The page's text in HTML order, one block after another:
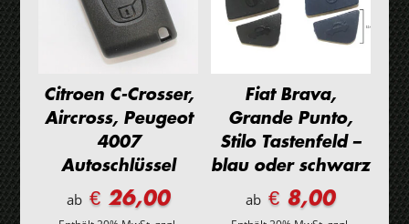
Citroen C-Crosser,
Aircross, Peugeot
4007
Autoschlüssel
ab € 26,00
Fiat Brava,
Grande Punto,
Stilo Tastenfeld –
blau oder schwarz
ab € 8,00